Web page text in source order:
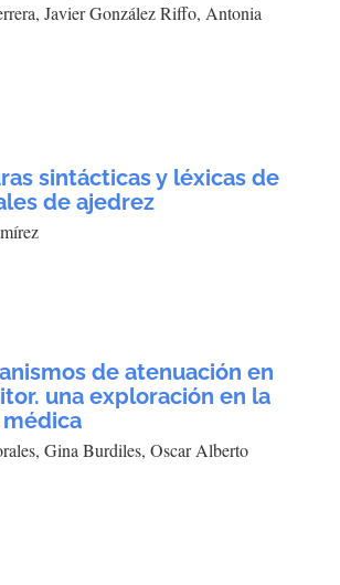
Javier González Riffo, Antonia
sintácticas y léxicas de
de ajedrez
de atenuación en
una exploración en la
Gina Burdiles, Oscar Alberto